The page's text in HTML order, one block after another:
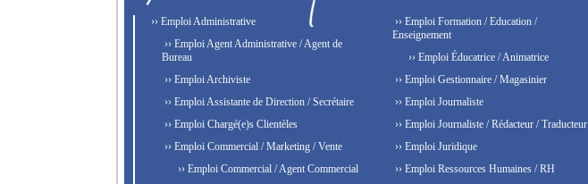
›› Emploi Administrative
›› Emploi Agent Administrative / Agent de
Bureau
›› Emploi Archiviste
›› Emploi Assistante de Direction / Secrétaire
›› Emploi Chargé(e)s Clientèles
›› Emploi Commercial / Marketing / Vente
›› Emploi Commercial / Agent Commercial
›› Emploi Formation / Education /
Enseignement
›› Emploi Éducatrice / Animatrice
›› Emploi Gestionnaire / Magasinier
›› Emploi Journaliste
›› Emploi Journaliste / Rédacteur / Traducteur
›› Emploi Juridique
›› Emploi Ressources Humaines / RH